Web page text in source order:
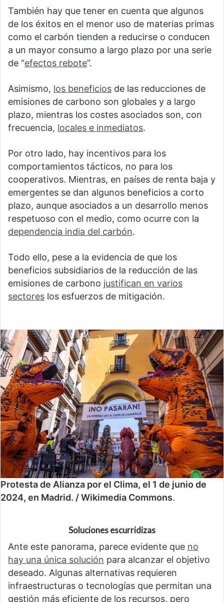
También hay que tener en cuenta que algunos
de los éxitos en el menor uso de materias primas
como el carbón tienden a reducirse o conducen
a un mayor consumo a largo plazo por una serie
de “efectos rebote”.
Asimismo, los beneficios de las reducciones de
emisiones de carbono son globales y a largo
plazo, mientras los costes asociados son, con
frecuencia, locales e inmediatos.
Por otro lado, hay incentivos para los
comportamientos tácticos, no para los
cooperativos. Mientras, en países de renta baja y
emergentes se dan algunos beneficios a corto
plazo, aunque asociados a un desarrollo menos
respetuoso con el medio, como ocurre con la
dependencia india del carbón.
Todo ello, pese a la evidencia de que los
beneficios subsidiarios de la reducción de las
emisiones de carbono justifican en varios
sectores los esfuerzos de mitigación.
Protesta de Alianza por el Clima, el 1 de junio de
2024, en Madrid. / Wikimedia Commons.
Soluciones escurridizas
Ante este panorama, parece evidente que no
hay una única solución para alcanzar el objetivo
deseado. Algunas alternativas requieren
infraestructuras o tecnologías que permitan una
gestión más eficiente de los recursos, pero